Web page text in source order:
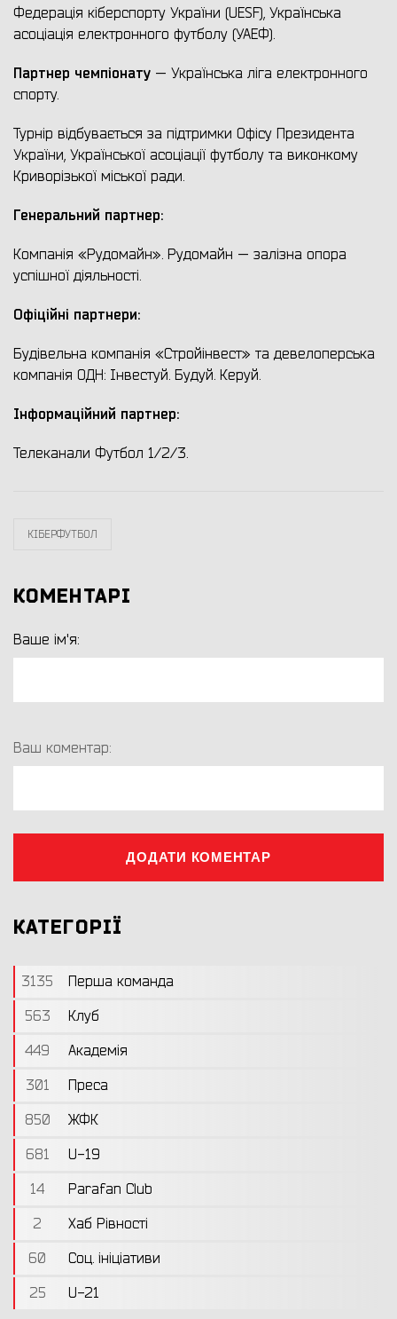
Федерація кіберспорту України (UESF), Українська
асоціація електронного футболу (УАЕФ).
Партнер чемпіонату — Українська ліга електронного
спорту.
Турнір відбувається за підтримки Офісу Президента
України, Української асоціації футболу та виконкому
Криворізької міської ради.
Генеральний партнер:
Компанія «Рудомайн». Рудомайн — залізна опора
успішної діяльності.
Офіційні партнери:
Будівельна компанія «Стройінвест» та девелоперська
компанія ОДН: Інвестуй. Будуй. Керуй.
Інформаційний партнер:
Телеканали Футбол 1/2/3.
КІБЕРФУТБОЛ
КОМЕНТАРІ
Ваше ім'я:
Ваш коментар:
ДОДАТИ КОМЕНТАР
КАТЕГОРІЇ
3135
Перша команда
563
Клуб
449
Академія
301
Преса
850
ЖФК
681
U-19
14
Parafan Club
2
Хаб Рівності
60
Соц. ініціативи
25
U-21